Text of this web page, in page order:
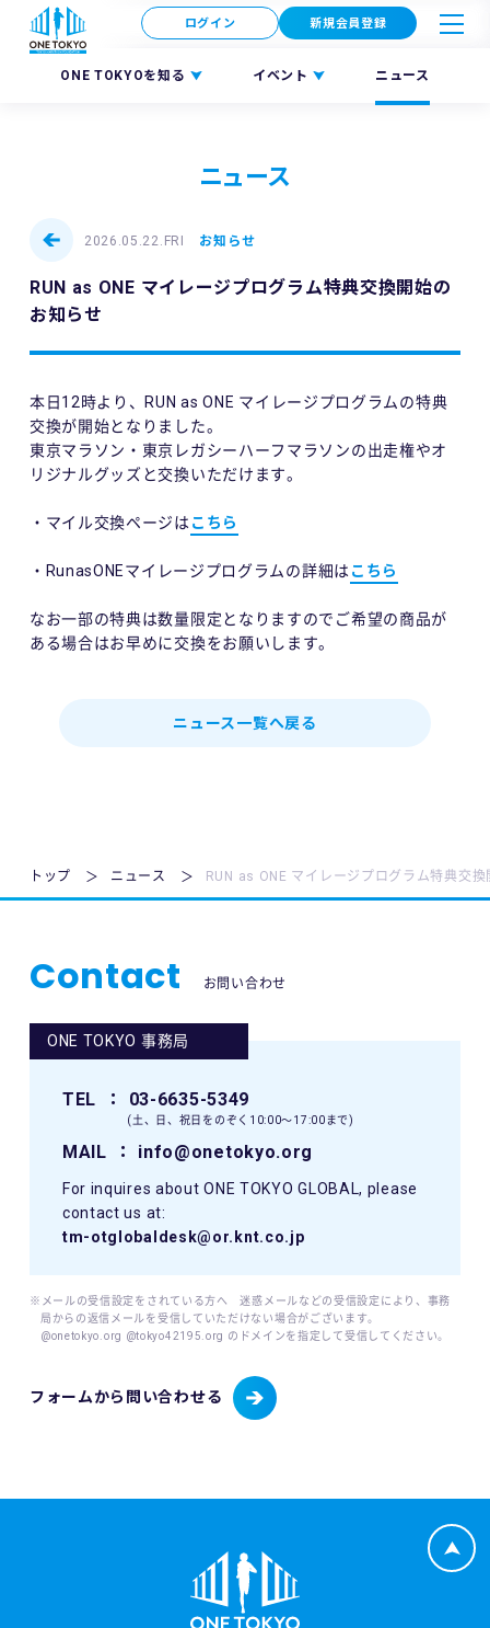
ONE TOKYOを知る イベント ニュース
ログイン 新規会員登録
ニュース
2026.05.22.FRI お知らせ
RUN as ONE マイレージプログラム特典交換開始の
お知らせ
本日12時より、RUN as ONE マイレージプログラムの特典
交換が開始となりました。
東京マラソン・東京レガシーハーフマラソンの出走権やオ
リジナルグッズと交換いただけます。
・マイル交換ページは こちら
・RunasONEマイレージプログラムの詳細は こちら
なお一部の特典は数量限定となりますのでご希望の商品が
ある場合はお早めに交換をお願いします。
ニュース一覧へ戻る
トップ ニュース RUN as ONE マイレージプログラム特典交
Contact お問い合わせ
フォームから問い合わせる
ONE TOKYO 事務局
TEL ： 03-6635-5349
(土、日、祝日をのぞく10:00〜17:00まで)
MAIL ： info@onetokyo.org
For inquires about ONE TOKYO GLOBAL, please
contact us at:
tm-otglobaldesk@or.knt.co.jp
※メールの受信設定をされている方へ 迷惑メールなどの受信設定により、事務
局からの返信メールを受信していただけない場合がございます。
@onetokyo.org @tokyo42195.org のドメインを指定して受信してください。